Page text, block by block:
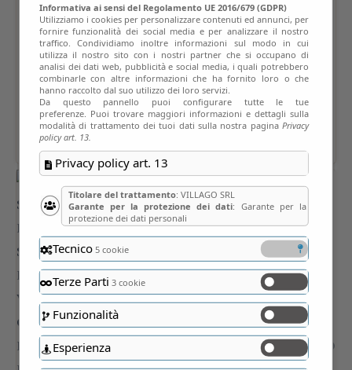
Informativa ai sensi del Regolamento UE 2016/679 (GDPR)
Utilizziamo i cookies per personalizzare contenuti ed annunci, per
fornire funzionalità dei social media e per analizzare il nostro
traffico. Condividiamo inoltre informazioni sul modo in cui
utilizza il nostro sito con i nostri partner che si occupano di
analisi dei dati web, pubblicità e social media, i quali potrebbero
combinarle con altre informazioni che ha fornito loro o che
hanno raccolto dal suo utilizzo dei loro servizi.
Da questo pannello puoi configurare tutte le tue
preferenze. Puoi trovare maggiori informazioni e dettagli sulla
modalità di trattamento dei tuoi dati sulla nostra paginaPrivacy
policy art. 13.
Privacy policy art. 13
Titolare del trattamento: VILLAGO SRL
Garante per la protezione dei dati: Garante per la
protezione dei dati personali
Tecnico5 cookie
Terze Parti 3 cookie
Funzionalità
Esperienza